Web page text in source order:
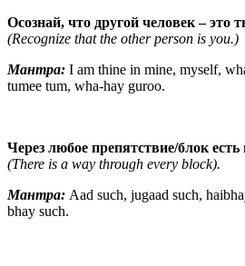
Осознай, что другой человек – это
(Recognize that the other person is you.)
Мантра: I am thine in mine, myself,
tumee tum, wha-hay guroo.
Через любое препятствие/блок есть
(There is a way through every block).
Мантра: Aad such, jugaad such,
bhay such.